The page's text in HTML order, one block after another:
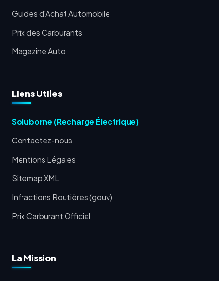
Guides d'Achat Automobile
Prix des Carburants
Magazine Auto
Liens Utiles
Soluborne (Recharge Électrique)
Contactez-nous
Mentions Légales
Sitemap XML
Infractions Routières (gouv)
Prix Carburant Officiel
La Mission